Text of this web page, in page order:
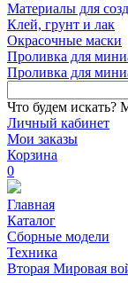
Материалы для
Клей, грунт и лак
Окрасочные маски
Проливка для
Проливка для
Что будем искать?
Личный кабинет
Мои заказы
Корзина
0
Главная
Каталог
Сборные модели
Техника
Вторая Мировая